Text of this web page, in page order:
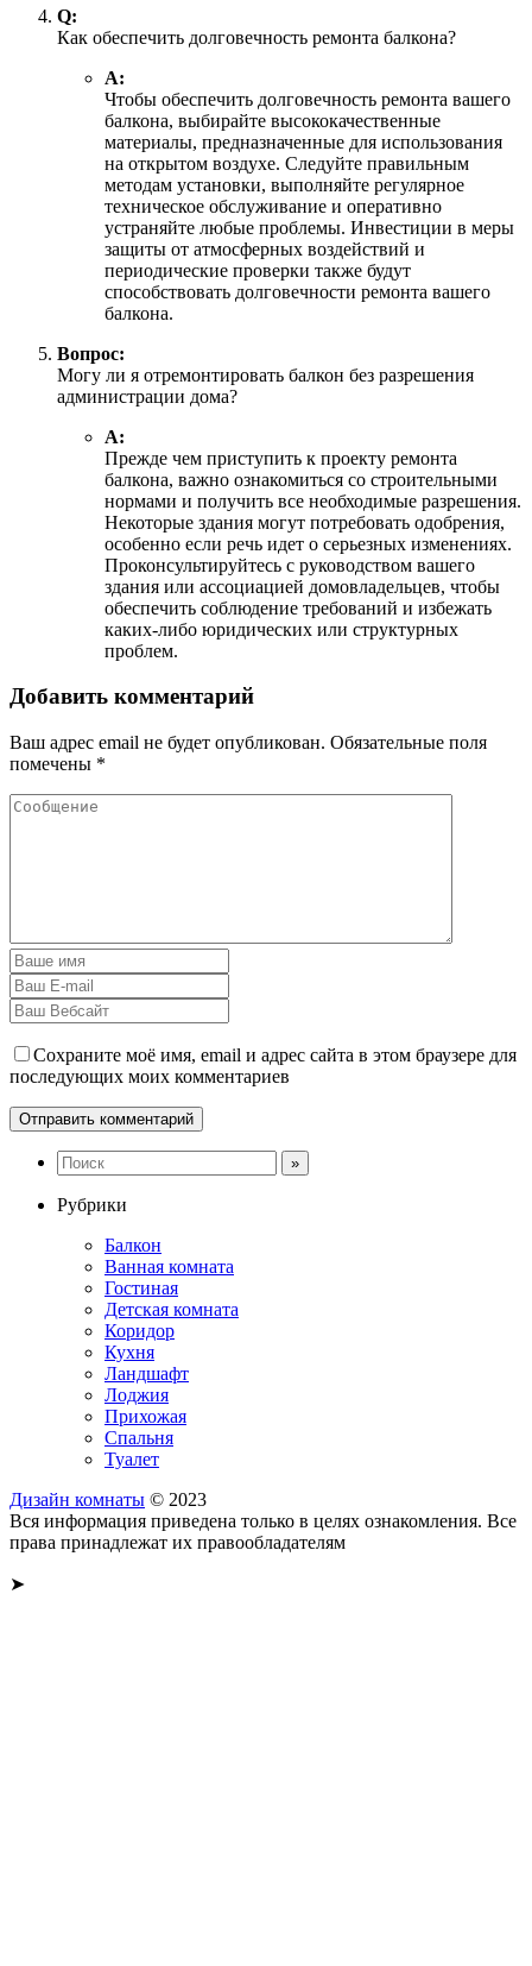
Q:
Как обеспечить долговечность ремонта балкона?
А:
Чтобы обеспечить долговечность ремонта вашего
балкона, выбирайте высококачественные
материалы, предназначенные для использования
на открытом воздухе. Следуйте правильным
методам установки, выполняйте регулярное
техническое обслуживание и оперативно
устраняйте любые проблемы. Инвестиции в меры
защиты от атмосферных воздействий и
периодические проверки также будут
способствовать долговечности ремонта вашего
балкона.
Вопрос:
Могу ли я отремонтировать балкон без разрешения
администрации дома?
А:
Прежде чем приступить к проекту ремонта
балкона, важно ознакомиться со строительными
нормами и получить все необходимые разрешения.
Некоторые здания могут потребовать одобрения,
особенно если речь идет о серьезных изменениях.
Проконсультируйтесь с руководством вашего
здания или ассоциацией домовладельцев, чтобы
обеспечить соблюдение требований и избежать
каких-либо юридических или структурных
проблем.
Добавить комментарий
Ваш адрес email не будет опубликован. Обязательные поля
помечены *
Сохраните моё имя, email и адрес сайта в этом браузере для
последующих моих комментариев
Рубрики
Балкон
Ванная комната
Гостиная
Детская комната
Коридор
Кухня
Ландшафт
Лоджия
Прихожая
Спальня
Туалет
Дизайн комнаты © 2023
Вся информация приведена только в целях ознакомления. Все
права принадлежат их правообладателям
➤